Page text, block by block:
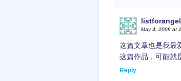
listforangel
May 4, 2009 at
这篇文章也是我最
这篇作品，可能就
Reply